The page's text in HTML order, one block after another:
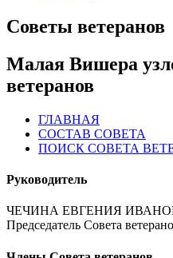
Советы ветеранов
Малая Вишера
ветеранов
ГЛАВНАЯ
СОСТАВ СОВЕТА
ПОИСК СОВЕТА
Руководитель
ЧЕЧИНА ЕВГЕНИЯ
Председатель Совета